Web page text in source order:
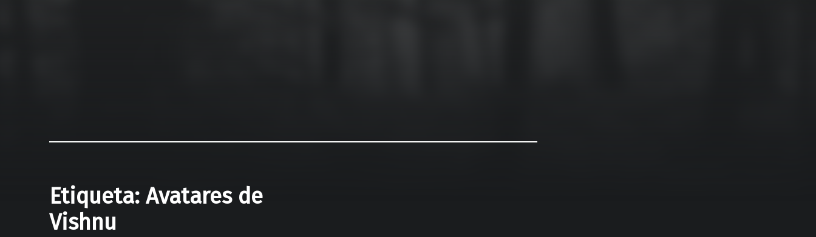
Etiqueta: Avatares de
Vishnu